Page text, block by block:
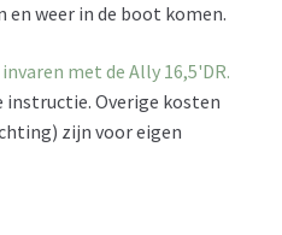
en weer in de boot komen.
instructie. Overige kosten
zijn voor eigen